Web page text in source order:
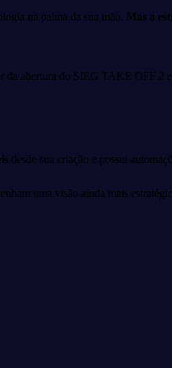
na palma da sua mão. Mas a
da abertura do SIEG TAKE OFF 2
desde sua criação e possui
uma visão ainda mais